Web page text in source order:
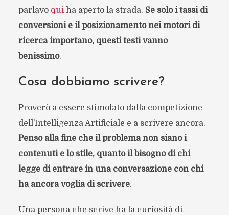
parlavo quiha aperto la strada. Se solo i tassi di
conversioni e il posizionamento nei motori di
ricerca importano, questi testi vanno
benissimo.
Cosa dobbiamo scrivere?
Proverò a essere stimolato dalla competizione
dell’Intelligenza Artificiale e a scrivere ancora.
Penso alla fine che il problema non siano i
contenuti e lo stile, quanto il bisogno di chi
legge di entrare in una conversazione con chi
ha ancora voglia di scrivere.
Una persona che scrive ha la curiosità di